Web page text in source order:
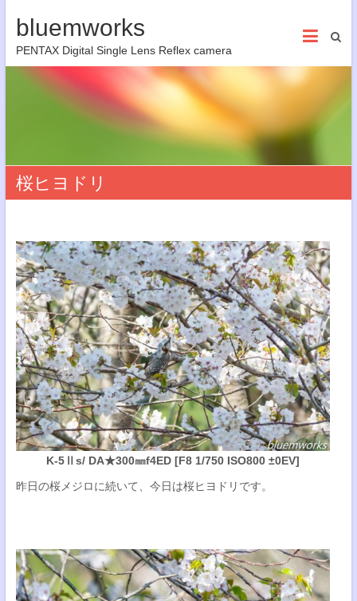
bluemworks
PENTAX Digital Single Lens Reflex camera
桜ヒヨドリ
K-5Ⅱs/ DA★300㎜f4ED [F8 1/750 ISO800 ±0EV]
昨日の桜メジロに続いて、今日は桜ヒヨドリです。